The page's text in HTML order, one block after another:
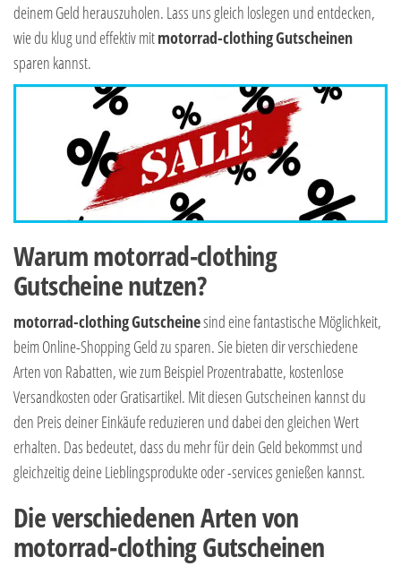
deinem Geld herauszuholen. Lass uns gleich loslegen und entdecken,
wie du klug und effektiv mitmotorrad-clothingGutscheinen
sparen kannst.
Warum motorrad-clothing
Gutscheine nutzen?
motorrad-clothingGutscheinesind eine fantastische Möglichkeit,
beim Online-Shopping Geld zu sparen. Sie bieten dir verschiedene
Arten von Rabatten, wie zum Beispiel Prozentrabatte, kostenlose
Versandkosten oder Gratisartikel. Mit diesen Gutscheinen kannst du
den Preis deiner Einkäufe reduzieren und dabei den gleichen Wert
erhalten. Das bedeutet, dass du mehr für dein Geld bekommst und
gleichzeitig deine Lieblingsprodukte oder -services genießen kannst.
Die verschiedenen Arten von
motorrad-clothing Gutscheinen